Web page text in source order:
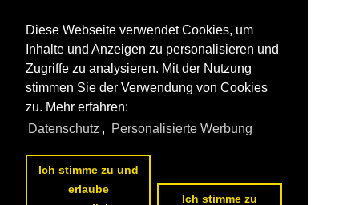
Diese Webseite verwendet Cookies, um
Inhalte und Anzeigen zu personalisieren und
Zugriffe zu analysieren. Mit der Nutzung
stimmen Sie der Verwendung von Cookies
zu. Mehr erfahren:
Datenschutz , Personalisierte Werbung
Ich stimme zu und
erlaube
Ich stimme zu